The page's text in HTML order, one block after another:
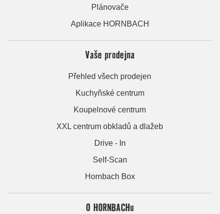
Plánovače
Aplikace HORNBACH
Vaše prodejna
Přehled všech prodejen
Kuchyňské centrum
Koupelnové centrum
XXL centrum obkladů a dlažeb
Drive - In
Self-Scan
Hornbach Box
O HORNBACHu